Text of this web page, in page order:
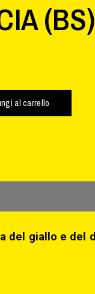
(BS)
al carrello
del giallo e del